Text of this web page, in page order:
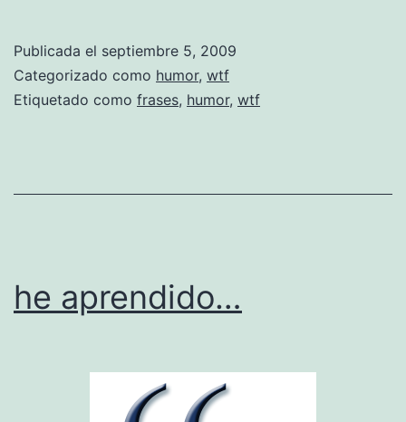
s
e
Ã
b
e
s
Publicada el septiembre 5, 2009
Categorizado como humor, wtf
Etiquetado como frases, humor, wtf
he aprendido…